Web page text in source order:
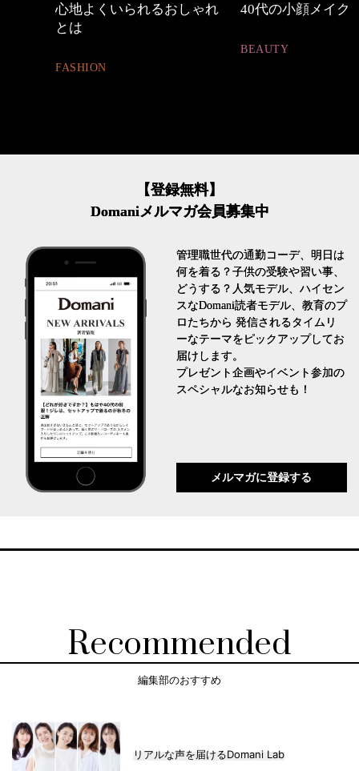
40代の小顔メイク 働く女性のバッグ
FASHION
【登録無料】
Domaniメルマガ会員募集中
管理職世代の通勤コーデ、明日は
何を着る？子供の受験や習い事、
どうする？人気モデル、ハイセン
スなDomani読者モデル、教育のプ
ロたちから 発信されるタイムリ
ーなテーマをピックアップしてお
届けします。
プレゼント企画やイベント参加の
スペシャルなお知らせも！
メルマガに登録する
Recommended
編集部のおすすめ
リアルな声を届けるDomani Lab